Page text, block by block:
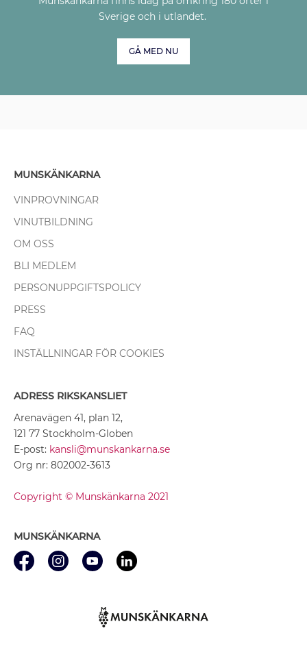
Sverige och i utlandet.
GÅ MED NU
MUNSKÄNKARNA
VINPROVNINGAR
VINUTBILDNING
OM OSS
BLI MEDLEM
PERSONUPPGIFTSPOLICY
PRESS
FAQ
INSTÄLLNINGAR FÖR COOKIES
ADRESS RIKSKANSLIET
Arenavägen 41, plan 12,
121 77 Stockholm-Globen
E-post: kansli@munskankarna.se
Org nr: 802002-3613
Copyright © Munskänkarna 2021
MUNSKÄNKARNA